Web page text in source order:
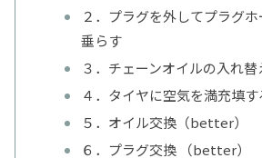
２．プラグを外してプラグ
垂らす
３．チェーンオイルの入れ替
４．タイヤに空気を満充填す
５．オイル交換（better）
６．プラグ交換 （better）